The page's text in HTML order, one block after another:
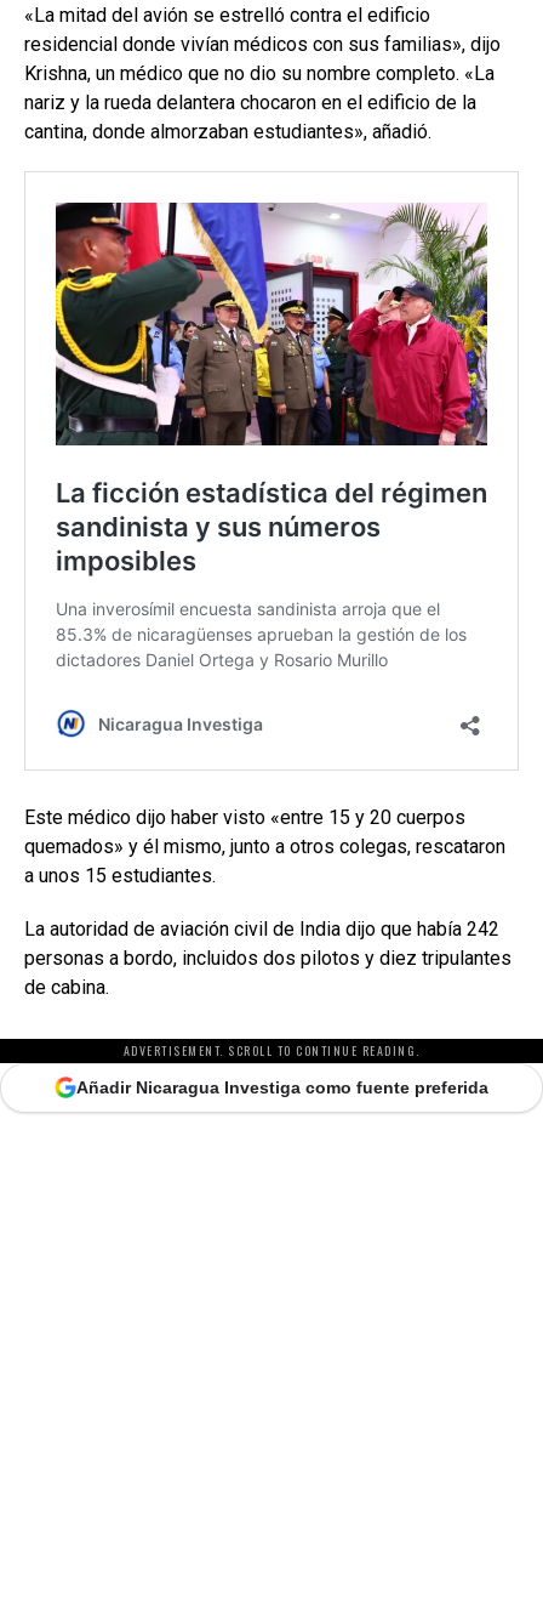
«La mitad del avión se estrelló contra el edificio
residencial donde vivían médicos con sus familias», dijo
Krishna, un médico que no dio su nombre completo. «La
nariz y la rueda delantera chocaron en el edificio de la
cantina, donde almorzaban estudiantes», añadió.
Este médico dijo haber visto «entre 15 y 20 cuerpos
quemados» y él mismo, junto a otros colegas, rescataron
a unos 15 estudiantes.
La autoridad de aviación civil de India dijo que había 242
personas a bordo, incluidos dos pilotos y diez tripulantes
de cabina.
ADVERTISEMENT. SCROLL TO CONTINUE READING.
Añadir Nicaragua Investiga como fuente preferida